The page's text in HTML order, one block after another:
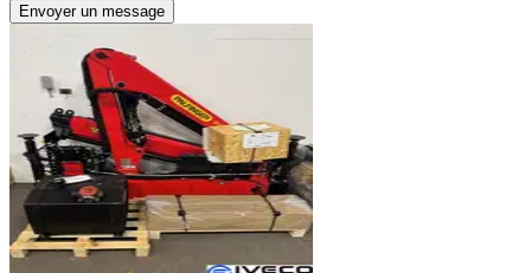
Envoyer un message